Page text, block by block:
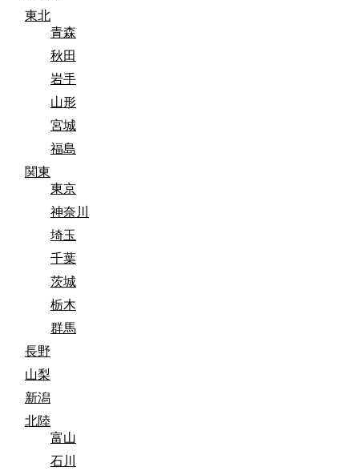
東北
青森
秋田
岩手
山形
宮城
福島
関東
東京
神奈川
埼玉
千葉
茨城
栃木
群馬
長野
山梨
新潟
北陸
富山
石川